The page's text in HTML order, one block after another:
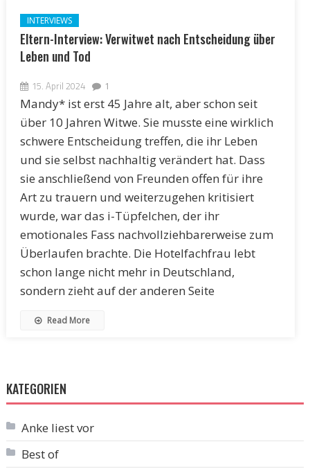
INTERVIEWS
Eltern-Interview: Verwitwet nach Entscheidung über
Leben und Tod
15. April 2024 1
Mandy* ist erst 45 Jahre alt, aber schon seit
über 10 Jahren Witwe. Sie musste eine wirklich
schwere Entscheidung treffen, die ihr Leben
und sie selbst nachhaltig verändert hat. Dass
sie anschließend von Freunden offen für ihre
Art zu trauern und weiterzugehen kritisiert
wurde, war das i-Tüpfelchen, der ihr
emotionales Fass nachvollziehbarerweise zum
Überlaufen brachte. Die Hotelfachfrau lebt
schon lange nicht mehr in Deutschland,
sondern zieht auf der anderen Seite
Read More
KATEGORIEN
Anke liest vor
Best of